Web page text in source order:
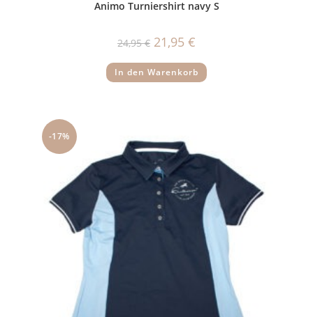
Animo Turniershirt navy S
24,95€ Ursprünglicher
Preis
24,95 €
21,95 €
21,95 €.
In den Warenkorb
-17%